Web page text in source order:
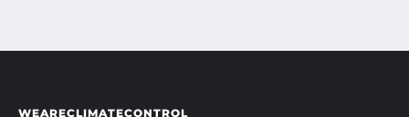
WEARECLIMATECONTROL